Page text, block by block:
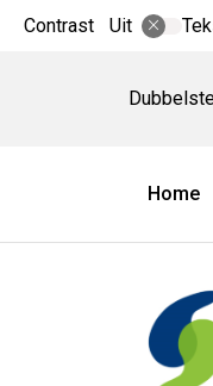
Contrast Uit
Home